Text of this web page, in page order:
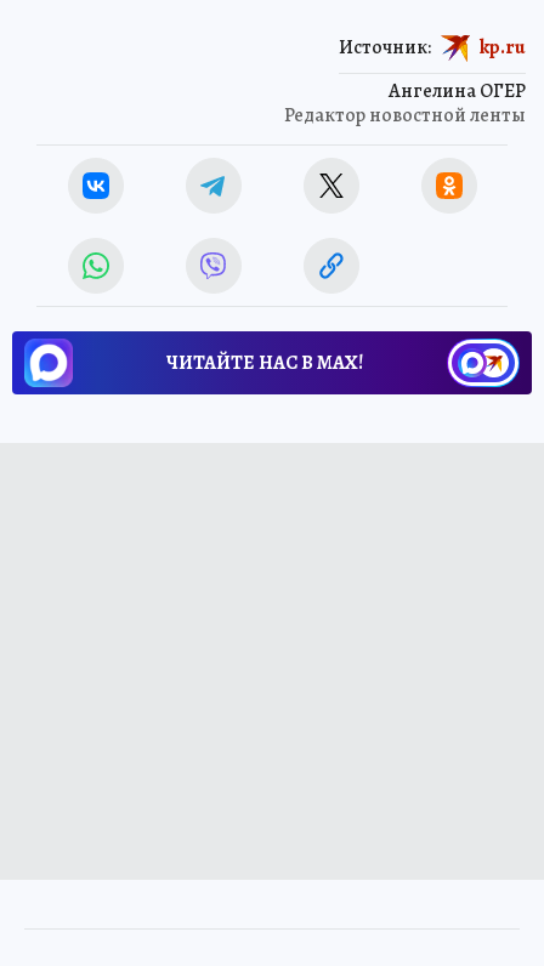
Ангелина ОГЕР
Редактор новостной ленты
Источник: kp.ru
ЧИТАЙТЕ НАС В МАХ!